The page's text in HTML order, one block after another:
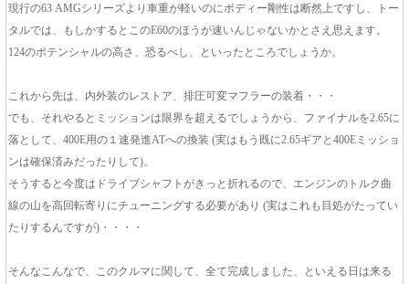
現行の63 AMGシリーズより車重が軽いのにボディー剛性は断然上ですし、トー
タルでは、もしかするとこのE60のほうが速いんじゃないかとさえ思えます。
124のポテンシャルの高さ、恐るべし、といったところでしょうか。
これから先は、内外装のレストア、排圧可変マフラーの装着・・・
でも、それやるとミッションは限界を超えるでしょうから、ファイナルを2.65に
落として、400E用の１速発進ATへの換装 (実はもう既に2.65ギアと400Eミッショ
ンは確保済みだったりして)。
そうすると今度はドライブシャフトがきっと折れるので、エンジンのトルク曲
線の山を高回転寄りにチューニングする必要があり (実はこれも目処がたってい
たりするんですが)・・・・
そんなこんなで、このクルマに関して、全て完成しました、といえる日は来る